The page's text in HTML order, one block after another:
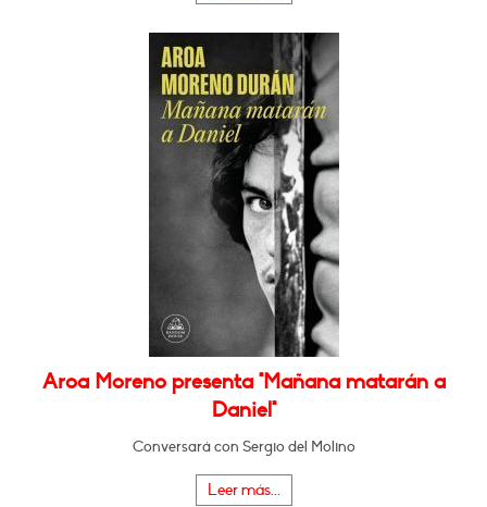
Aroa Moreno presenta "Mañana matarán a
Daniel"
Conversará con Sergio del Molino
Leer más...